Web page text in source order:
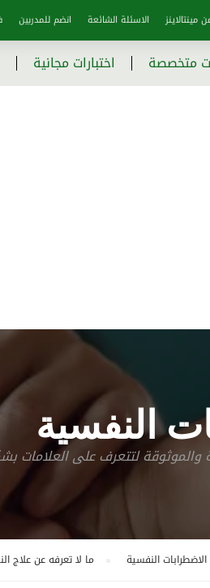
مينتالاينز الاسئلة الشائعة انضم للمدربين
متخصصة اختبارات مجانية
النفسية
والموثوقة لتتعرف على العلامات
الاضطرابات النفسية ما لا تعرفه عن علاج